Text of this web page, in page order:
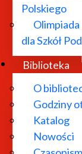
Polskiego
dla Szkół
Biblioteka
O
Godziny
Katalog
Nowości